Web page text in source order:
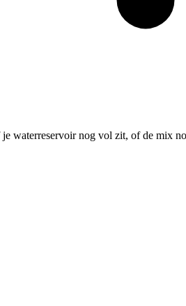
waterreservoir nog vol zit, of de mix